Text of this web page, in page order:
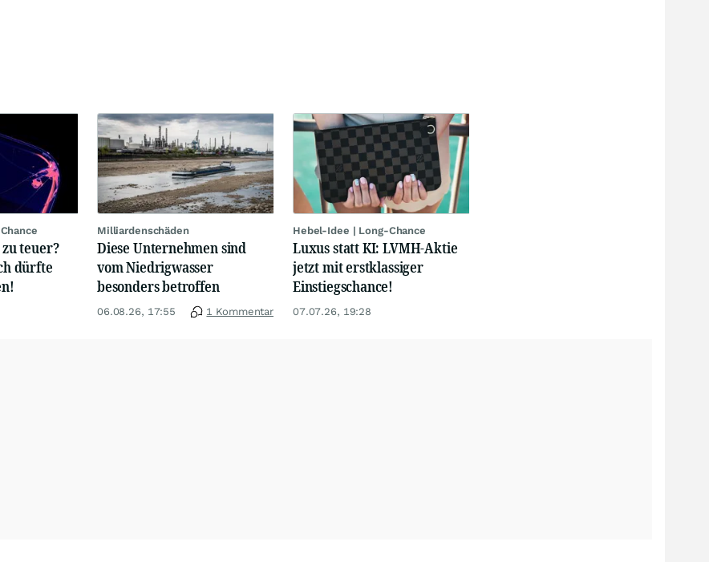
teuer?
dürfte
Milliardenschäden
Diese Unternehmen sind
vom Niedrigwasser
besonders betroffen
06.08.26, 17:55 1 Kommentar
Hebel-Idee | Long-Chance
Luxus statt KI: LVMH-Aktie
jetzt mit erstklassiger
Einstiegschance!
07.07.26, 19:28